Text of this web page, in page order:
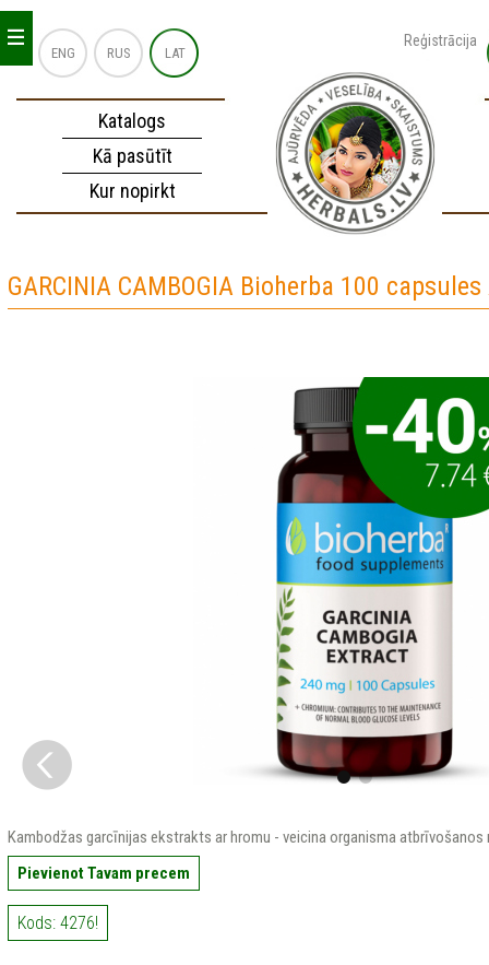
ENG RUS LAT
Reģistrācija
Katalogs
Kā pasūtīt
Kur nopirkt
_
_
_
GARCINIA CAMBOGIA Bioherba 100 capsules
Kambodžas garcīnijas ekstrakts ar hromu - veicina organisma atbrīvošanos
Pievienot Tavam precem
Kods: 4276!